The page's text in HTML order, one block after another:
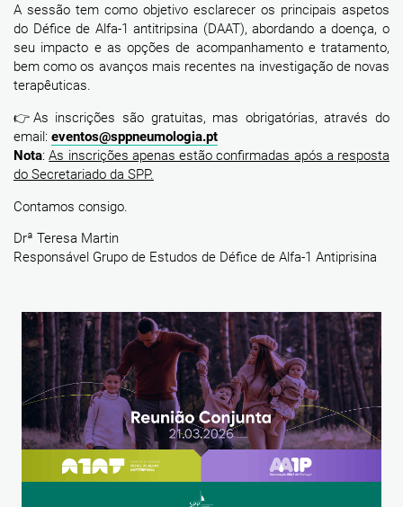
A sessão tem como objetivo esclarecer os principais aspetos
do Défice de Alfa-1 antitripsina (DAAT), abordando a doença, o
seu impacto e as opções de acompanhamento e tratamento,
bem como os avanços mais recentes na investigação de novas
terapêuticas.
👉As inscrições são gratuitas, mas obrigatórias, através do
email: eventos@sppneumologia.pt
Nota:As inscrições apenas estão confirmadas após a resposta
do Secretariado da SPP.
Contamos consigo.
Drª Teresa Martin
Responsável Grupo de Estudos de Défice de Alfa-1 Antiprisina